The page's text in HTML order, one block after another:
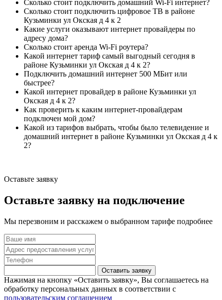
Сколько стоит подключить домашний Wi-Fi интернет?
Сколько стоит подключить цифровое ТВ в районе
Кузьминки ул Окская д 4 к 2
Какие услуги оказывают интернет провайдеры по
адресу дома?
Сколько стоит аренда Wi-Fi роутера?
Какой интернет тариф самый выгодный сегодня в
районе Кузьминки ул Окская д 4 к 2?
Подключить домашний интернет 500 МБит или
быстрее?
Какой интернет провайдер в районе Кузьминки ул
Окская д 4 к 2?
Как проверить к каким интернет-провайдерам
подключен мой дом?
Какой из тарифов выбрать, чтобы было телевидение и
домашний интернет в районе Кузьминки ул Окская д 4 к
2?
Оставьте заявку
Оставьте заявку на подключение
Мы перезвоним и расскажем о выбранном тарифе подробнее
Оставить заявку
Нажимая на кнопку «Оставить заявку», Вы соглашаетесь на
обработку персональных данных в соответствии с
пользовательским соглашением